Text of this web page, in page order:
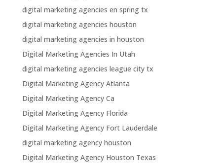
digital marketing agencies en spring tx
digital marketing agencies houston
digital marketing agencies in houston
Digital Marketing Agencies In Utah
digital marketing agencies league city tx
Digital Marketing Agency Atlanta
Digital Marketing Agency Ca
Digital Marketing Agency Florida
Digital Marketing Agency Fort Lauderdale
digital marketing agency houston
Digital Marketing Agency Houston Texas